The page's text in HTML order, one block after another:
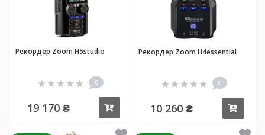
Рекордер Zoom H5studio
0
19 170 ₴
Рекордер Zoom H4essential
0
10 260 ₴